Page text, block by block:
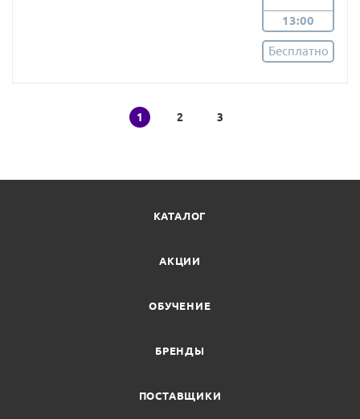
13:00
Бесплатно
1 2 3
КАТАЛОГ
АКЦИИ
ОБУЧЕНИЕ
БРЕНДЫ
ПОСТАВЩИКИ